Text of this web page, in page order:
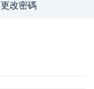
更改密碼